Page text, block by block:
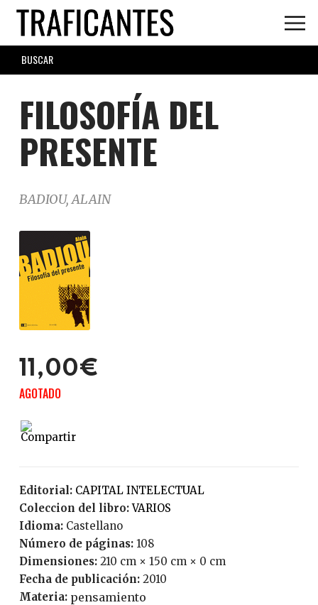
Skip
main
content
SEARCH
FORM
FILOSOFÍA DEL
PRESENTE
BADIOU, ALAIN
11,00€
AGOTADO
Editorial:
CAPITAL INTELECTUAL
Coleccion del libro: VARIOS
Idioma:
Castellano
Número de páginas: 108
Dimensiones: 210 cm × 150 cm × 0 cm
Fecha de publicación:
2010
Materia: pensamiento